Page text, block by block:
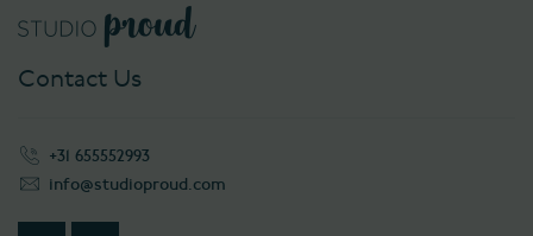
Contact Us
+31 655552993
info@studioproud.com